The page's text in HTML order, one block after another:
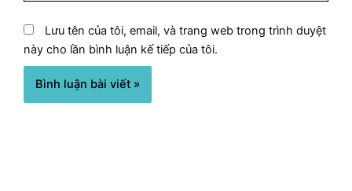
Lưu tên của tôi, email, và trang web trong trình duyệt
này cho lần bình luận kế tiếp của tôi.